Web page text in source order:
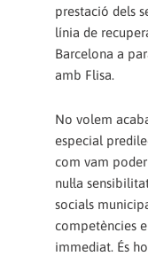
prestació dels
línia de
Barcelona a
amb Flisa.
No volem
especial
com vam
nul·la
socials
competències
immediat. És